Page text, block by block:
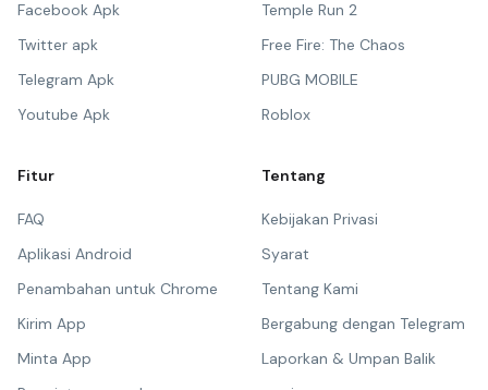
Facebook Apk
Twitter apk
Telegram Apk
Youtube Apk
Temple Run 2
Free Fire: The Chaos
PUBG MOBILE
Roblox
Fitur
FAQ
Aplikasi Android
Penambahan untuk Chrome
Kirim App
Minta App
Tentang
Kebijakan Privasi
Syarat
Tentang Kami
Bergabung dengan Telegram
Laporkan & Umpan Balik